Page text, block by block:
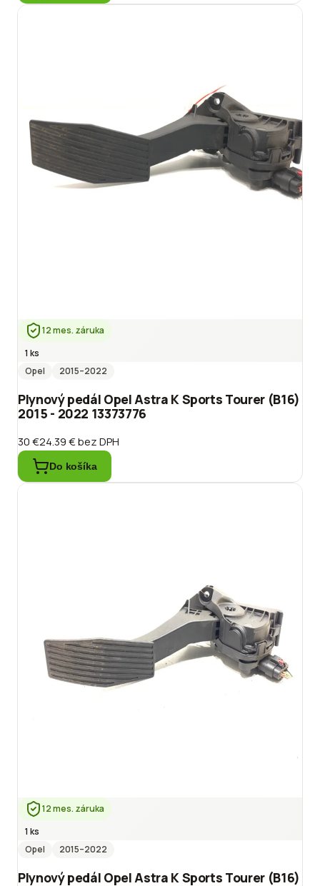
12 mes. záruka
1 ks
Opel
2015–2022
Plynový pedál Opel Astra K Sports Tourer (B16)
2015 - 2022 13373776
30 €24.39 €bez DPH
Do košíka
12 mes. záruka
1 ks
Opel
2015–2022
Plynový pedál Opel Astra K Sports Tourer (B16)